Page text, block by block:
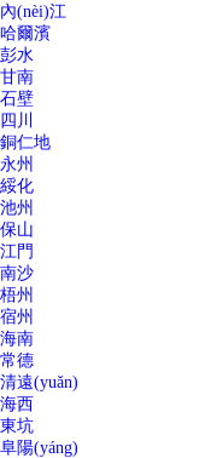
內(nèi)江
哈爾濱
彭水
甘南
石壁
四川
銅仁地
永州
綏化
池州
保山
江門
南沙
梧州
宿州
海南
常德
清遠(yuǎn)
海西
東坑
阜陽(yáng)